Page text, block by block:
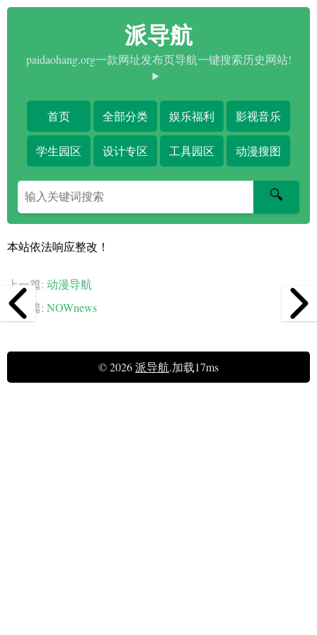
派导航
paidaohang.org一款网址发布页导航一键搜索历史网站!
首页 全部分类 娱乐福利 影视音乐
学生园区 设计专区 工具园区 动漫搜图
搜
索
字
🔍
本站依法响应整改！
上一篇: 动漫导航
下一篇: NOWnews
© 2026派导航.加载17ms